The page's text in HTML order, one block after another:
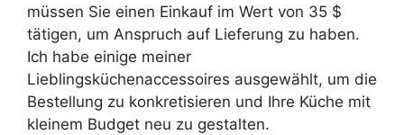
müssen Sie einen Einkauf im Wert von 35 $
tätigen, um Anspruch auf Lieferung zu haben.
Ich habe einige meiner
Lieblingsküchenaccessoires ausgewählt, um die
Bestellung zu konkretisieren und Ihre Küche mit
kleinem Budget neu zu gestalten.